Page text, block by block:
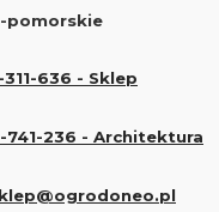
pomorskie
636 - Sklep
741-236 - Architektura